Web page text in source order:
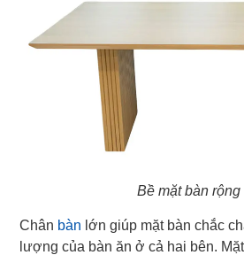
Bề mặt bàn rộng
Chân bàn lớn giúp mặt bàn chắc
lượng của bàn ăn ở cả hai bên.